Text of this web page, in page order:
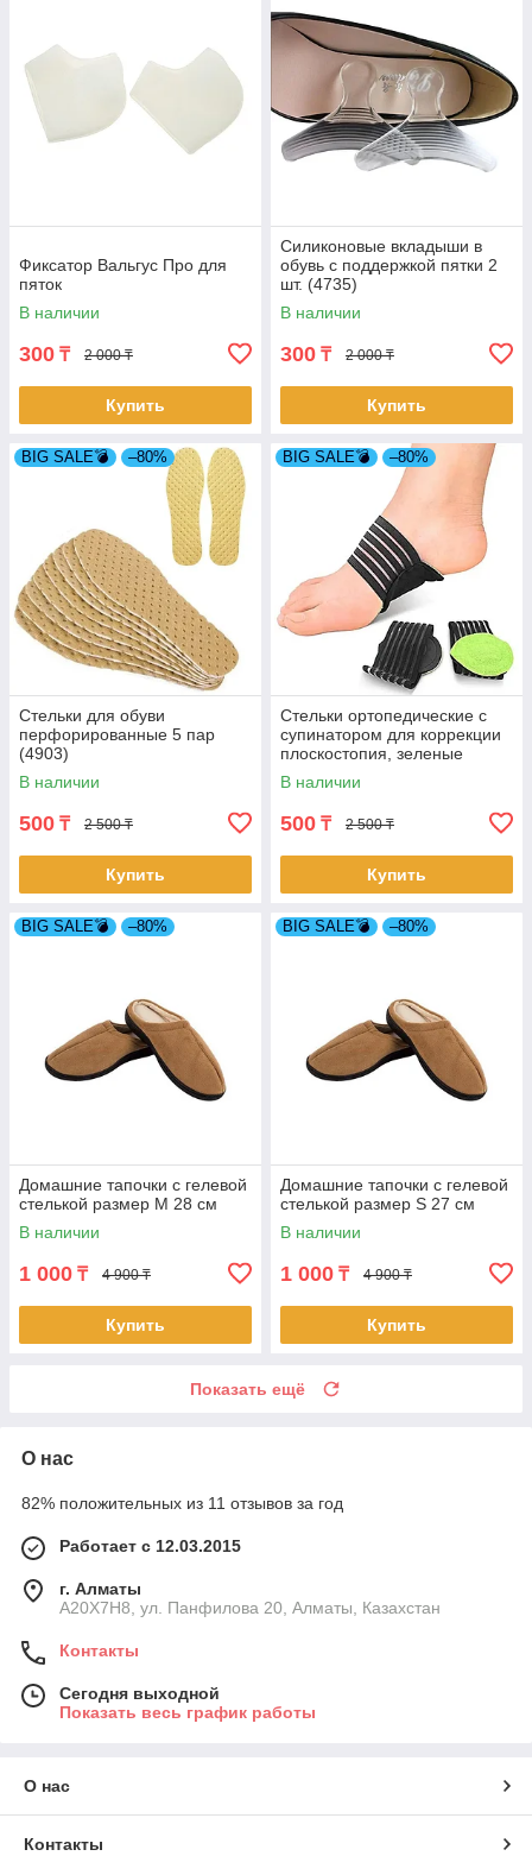
Фиксатор Вальгус Про для
пяток
В наличии
300 ₸ 2 000 ₸
Купить
Силиконовые вкладыши в
обувь с поддержкой пятки 2
шт. (4735)
В наличии
300 ₸ 2 000 ₸
Купить
BIG SALE💣 –80%
Стельки для обуви
перфорированные 5 пар
(4903)
В наличии
500 ₸ 2 500 ₸
Купить
BIG SALE💣 –80%
Стельки ортопедические с
супинатором для коррекции
плоскостопия, зеленые
(4782-1)
В наличии
500 ₸ 2 500 ₸
Купить
BIG SALE💣 –80%
Домашние тапочки с гелевой
стелькой размер M 28 см
В наличии
1 000 ₸ 4 900 ₸
Купить
BIG SALE💣 –80%
Домашние тапочки с гелевой
стелькой размер S 27 см
В наличии
1 000 ₸ 4 900 ₸
Купить
Показать ещё
О нас
82% положительных из 11 отзывов за год
Работает с 12.03.2015
г. Алматы
A20X7H8, ул. Панфилова 20, Алматы, Казахстан
Контакты
Сегодня выходной
Показать весь график работы
О нас
Контакты